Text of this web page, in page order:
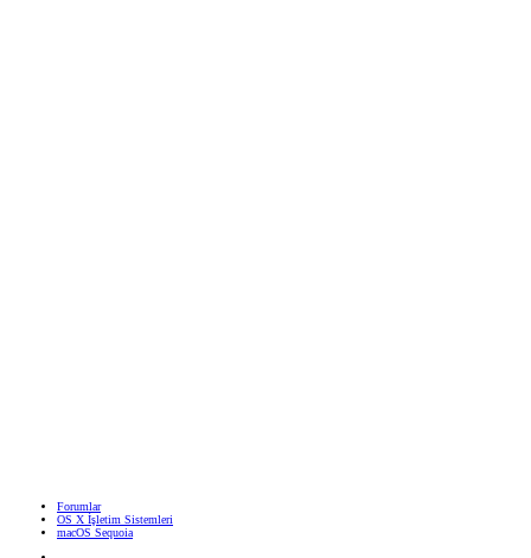
Forumlar
OS X İşletim Sistemleri
macOS Sequoia